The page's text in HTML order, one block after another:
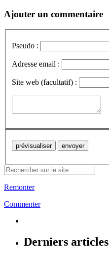
Ajouter un commentaire
Pseudo :
Adresse email :
Site web (facultatif) :
Remonter
Commenter
Derniers articles